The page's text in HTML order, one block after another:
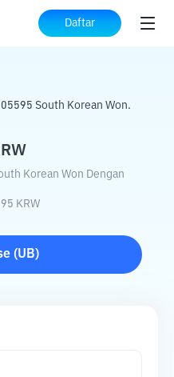
Daftar
ke KRW
South Korean Won.
Korean Won Dengan
KRW
(UB)